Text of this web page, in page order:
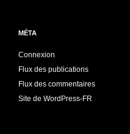
MÉTA
Connexion
Flux des publications
Flux des commentaires
Site de WordPress-FR